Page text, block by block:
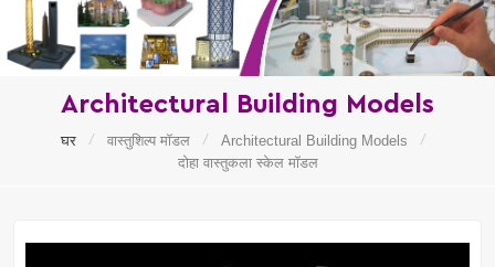
Architectural Building Models
घर / वास्तुशिल्प मॉडल / Architectural Building Models
/
दोहा वास्तुकला स्केल मॉडल